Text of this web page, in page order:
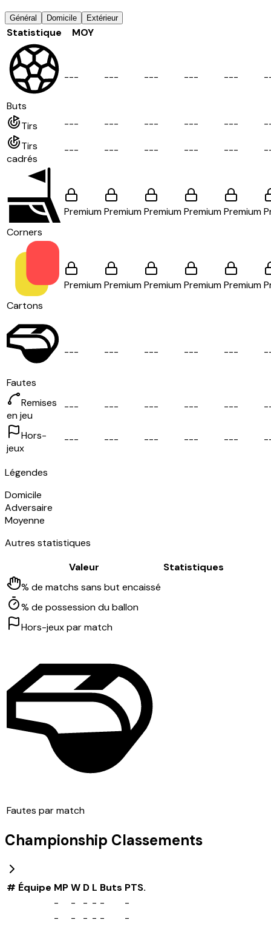
Général Domicile Extérieur
Statistique MOY
Buts
--- --- --- --- --- -
Tirs --- --- --- --- --- -
Tirs
cadrés
--- --- --- --- --- -
Corners
PremiumPremiumPremiumPremiumPremium
Cartons
PremiumPremiumPremiumPremiumPremium
Fautes
--- --- --- --- --- -
Remises
en jeu
--- --- --- --- --- -
Hors-
jeux
--- --- --- --- --- -
Légendes
Domicile
Adversaire
Moyenne
Autres statistiques
Valeur
Statistiques
% de matchs sans but encaissé
% de possession du ballon
Hors-jeux par match
Fautes par match
Championship Classements
# Équipe MPW D L Buts PTS.
-
- - - -
-
-
- - - -
-